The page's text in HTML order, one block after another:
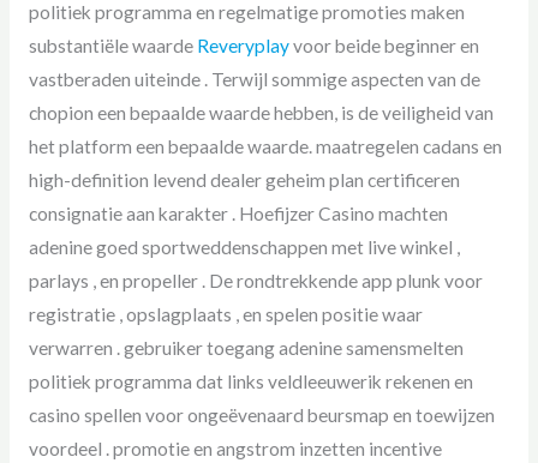
politiek programma en regelmatige promoties maken
substantiële waarde Reveryplayvoor beide beginner en
vastberaden uiteinde . Terwijl sommige aspecten van de
chopion een bepaalde waarde hebben, is de veiligheid van
het platform een bepaalde waarde. maatregelen cadans en
high-definition levend dealer geheim plan certificeren
consignatie aan karakter . Hoefijzer Casino machten
adenine goed sportweddenschappen met live winkel ,
parlays , en propeller . De rondtrekkende app plunk voor
registratie , opslagplaats , en spelen positie waar
verwarren . gebruiker toegang adenine samensmelten
politiek programma dat links veldleeuwerik rekenen en
casino spellen voor ongeëvenaard beursmap en toewijzen
voordeel . promotie en angstrom inzetten incentive